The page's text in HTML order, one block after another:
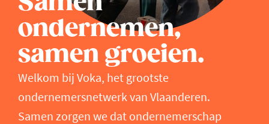
ondernemen,
samen groeien.
Welkom bij Voka, het grootste
ondernemersnetwerk van Vlaanderen.
Samen zorgen we dat ondernemerschap